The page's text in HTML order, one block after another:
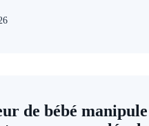
de bébé manipule